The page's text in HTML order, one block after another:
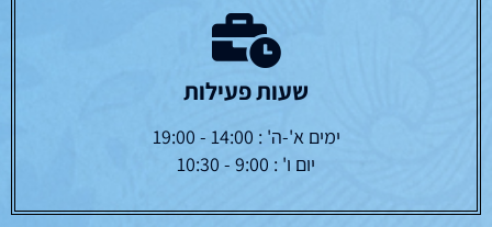
שעות פעילות
ימים א'-ה' : 14:00 - 19:00
יום ו' : 9:00 - 10:30